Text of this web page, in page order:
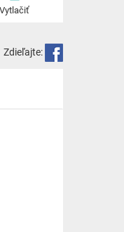
Vytlačiť
Zdieľajte: